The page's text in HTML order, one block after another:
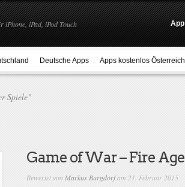
iPhone, iPad, iPod Touch App
Deutsche Apps Apps kostenlos Österreich
Spiele"
Game of War – Fire Age
Bewertet von Markus Burgdorfam 21. Februar 2015